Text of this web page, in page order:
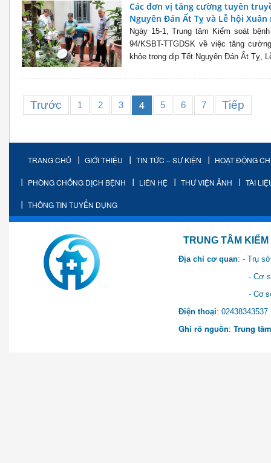
Các đơn vị tăng cường tuyên
Nguyên Đán Ất Tỵ và Lễ hội Xuân
Ngày 15-1, Trung tâm Kiểm soát
94/KSBT-TTGDSK về việc tăng
khỏe trong dịp Tết Nguyên Đán Ất Tỵ,
Trước 1 2 3 4 5 6 7 Tiếp
TRANG CHỦ GIỚI THIỆU TIN TỨC – SỰ KIỆN HOẠT ĐỘNG
PHÒNG CHỐNG DỊCH BỆNH LIÊN HỆ THƯ VIỆN ẢNH TÀI
THÔNG TIN TUYỂN DỤNG
TRUNG TÂM KIỂM SOÁT
Địa chỉ cơ quan: - Trụ
- Cơ sở 2: Khu Hành
- Cơ sở 3: Số 1 Ngõ 2
Điện thoại:
Ghi rõ nguồn: Trung